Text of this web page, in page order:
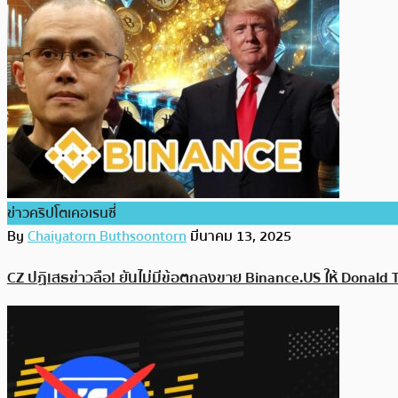
ข่าวคริปโตเคอเรนซี่
ByChaiyatorn Buthsoontornมีนาคม 13, 2025
CZ ปฏิเสธข่าวลือ! ยันไม่มีข้อตกลงขาย Binance.US ให้ Donald